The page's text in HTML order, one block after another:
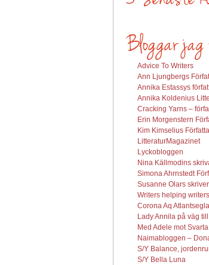
Advice To Writers
Ann Ljungbergs
Annika Estassys
Annika Koldenius
Cracking Yarns –
Erin Morgenstern
Kim Kimselius
LitteraturMagazinet
Lyckobloggen
Nina Källmodins
Simona Ahrnstedt
Susanne Olars skriver
Writers helping writers
Corona Aq
Lady Annila på väg
Med Adele mot
Naimabloggen –
S/Y Balance,
S/Y Bella Luna